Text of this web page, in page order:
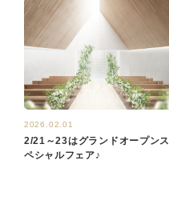
2026.02.01
2/21～23はグランドオープンス
ペシャルフェア♪